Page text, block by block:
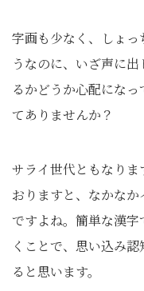
字画も少なく、しょ
うなのに、いざ声に
るかどうか⼼配にな
てありませんか？
サライ世代ともなり
おりますと、なかな
ですよね。簡単な漢
くことで、思い込み
ると思います。